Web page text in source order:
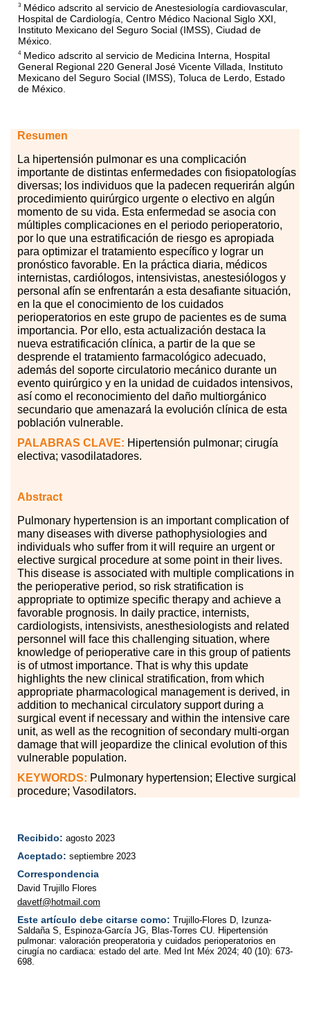
3 Médico adscrito al servicio de Anestesiología cardiovascular,
Hospital de Cardiología, Centro Médico Nacional Siglo XXI,
Instituto Mexicano del Seguro Social (IMSS), Ciudad de
México.
4Medico adscrito al servicio de Medicina Interna, Hospital
General Regional 220 General José Vicente Villada, Instituto
Mexicano del Seguro Social (IMSS), Toluca de Lerdo, Estado
de México.
Resumen
La hipertensión pulmonar es una complicación
importante de distintas enfermedades con fisiopatologías
diversas; los individuos que la padecen requerirán algún
procedimiento quirúrgico urgente o electivo en algún
momento de su vida. Esta enfermedad se asocia con
múltiples complicaciones en el periodo perioperatorio,
por lo que una estratificación de riesgo es apropiada
para optimizar el tratamiento específico y lograr un
pronóstico favorable. En la práctica diaria, médicos
internistas, cardiólogos, intensivistas, anestesiólogos y
personal afín se enfrentarán a esta desafiante situación,
en la que el conocimiento de los cuidados
perioperatorios en este grupo de pacientes es de suma
importancia. Por ello, esta actualización destaca la
nueva estratificación clínica, a partir de la que se
desprende el tratamiento farmacológico adecuado,
además del soporte circulatorio mecánico durante un
evento quirúrgico y en la unidad de cuidados intensivos,
así como el reconocimiento del daño multiorgánico
secundario que amenazará la evolución clínica de esta
población vulnerable.
PALABRAS CLAVE: Hipertensión pulmonar; cirugía
electiva; vasodilatadores.
Abstract
Pulmonary hypertension is an important complication of
many diseases with diverse pathophysiologies and
individuals who suffer from it will require an urgent or
elective surgical procedure at some point in their lives.
This disease is associated with multiple complications in
the perioperative period, so risk stratification is
appropriate to optimize specific therapy and achieve a
favorable prognosis. In daily practice, internists,
cardiologists, intensivists, anesthesiologists and related
personnel will face this challenging situation, where
knowledge of perioperative care in this group of patients
is of utmost importance. That is why this update
highlights the new clinical stratification, from which
appropriate pharmacological management is derived, in
addition to mechanical circulatory support during a
surgical event if necessary and within the intensive care
unit, as well as the recognition of secondary multi-organ
damage that will jeopardize the clinical evolution of this
vulnerable population.
KEYWORDS: Pulmonary hypertension; Elective surgical
procedure; Vasodilators.
Recibido: agosto 2023
Aceptado: septiembre 2023
Correspondencia
David Trujillo Flores
davetf@hotmail.com
Este artículo debe citarse como: Trujillo-Flores D, Izunza-
Saldaña S, Espinoza-García JG, Blas-Torres CU. Hipertensión
pulmonar: valoración preoperatoria y cuidados perioperatorios en
cirugía no cardiaca: estado del arte. Med Int Méx 2024; 40 (10): 673-
698.